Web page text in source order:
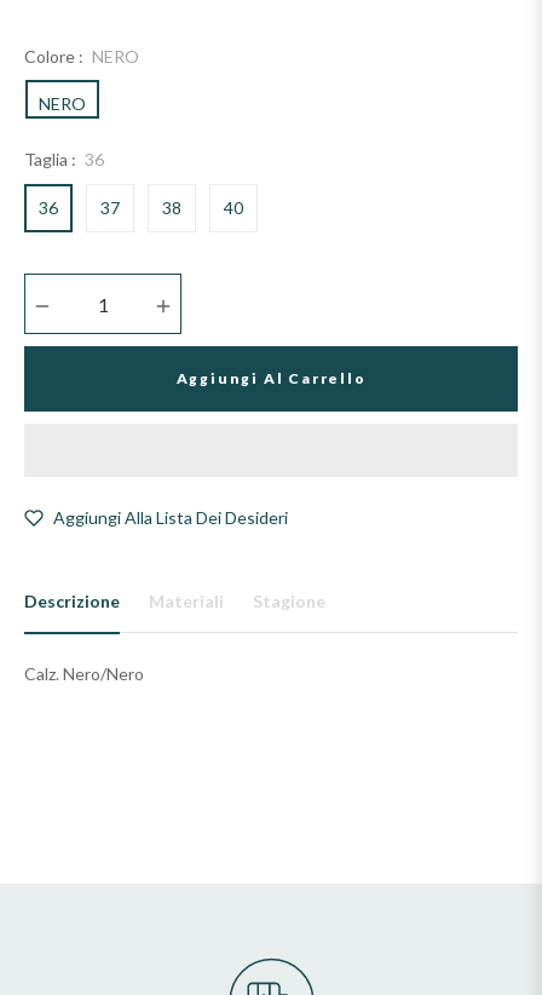
Colore : NERO
NERO
Taglia : 36
36 37 38 40
Aggiungi Al Carrello
Aggiungi Alla Lista Dei Desideri
Descrizione Materiali Stagione
Calz. Nero/Nero